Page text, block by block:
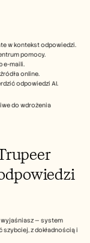
w kontekst odpowiedzi.
pomocy.
e-maili.
online.
odpowiedzi AI.
do wdrożenia
wyjaśniasz — system
z dokładnością i